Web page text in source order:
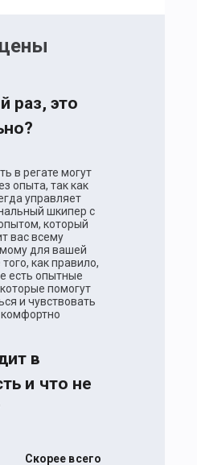
раз, это
в регате могут
опыта, так как
управляет
шкипер с
который
вас всему
для вашей
как правило,
есть опытные
помогут
и чувствовать
в
и что не
Скорее всего